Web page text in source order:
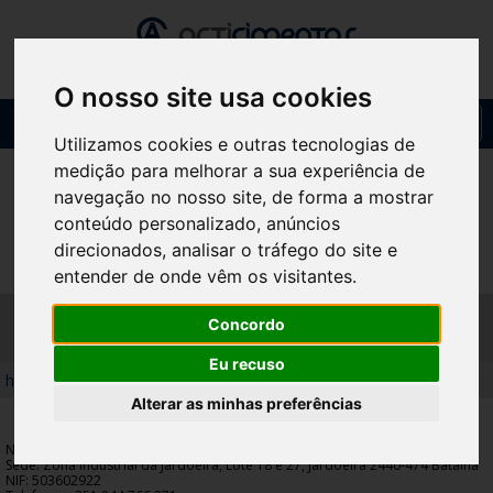
O nosso site usa cookies
Utilizamos cookies e outras tecnologias de
medição para melhorar a sua experiência de
navegação no nosso site, de forma a mostrar
conteúdo personalizado, anúncios
direcionados, analisar o tráfego do site e
entender de onde vêm os visitantes.
Concordo
Eu recuso
Alterar as minhas preferências
POLÍTICA DE PRIVACIDADE
home /política de privacidade
Nome: ARTICIMENTOS, LDA
Sede:Zona Industrial da Jardoeira, Lote 18 e 27, Jardoeira 2440-474 Batalha
NIF: 503602922